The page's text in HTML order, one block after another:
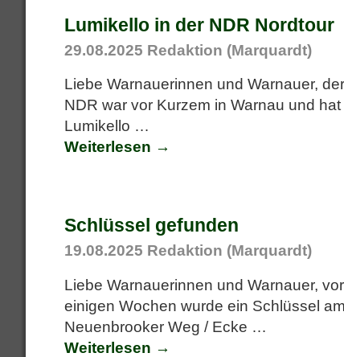
Lumikello in der NDR Nordtour
29.08.2025 Redaktion (Marquardt)
Liebe Warnauerinnen und Warnauer, der
NDR war vor Kurzem in Warnau und hat
Lumikello …
Weiterlesen →
Schlüssel gefunden
19.08.2025 Redaktion (Marquardt)
Liebe Warnauerinnen und Warnauer, vor
einigen Wochen wurde ein Schlüssel am
Neuenbrooker Weg / Ecke …
Weiterlesen →